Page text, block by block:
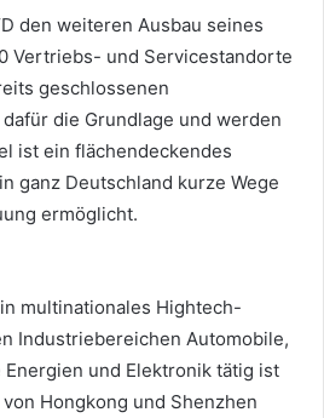
den weiteren Ausbau seines
Vertriebs- und Servicestandorte
geschlossenen
die Grundlage und werden
ist ein flächendeckendes
ganz Deutschland kurze Wege
ermöglicht.
multinationales Hightech-
Industriebereichen Automobile,
und Elektronik tätig ist
Hongkong und Shenzhen